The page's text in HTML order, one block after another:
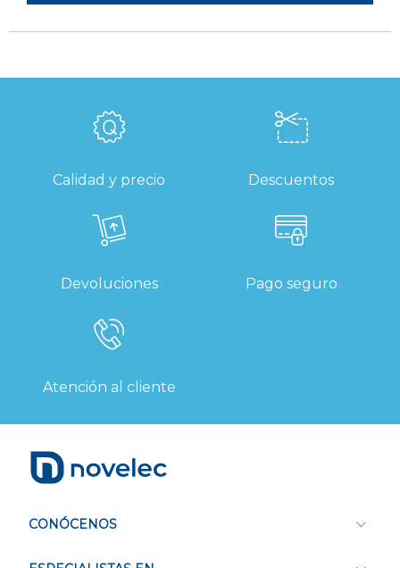
Calidad y precio Descuentos
Devoluciones Pago seguro
Atención al cliente
CONÓCENOS